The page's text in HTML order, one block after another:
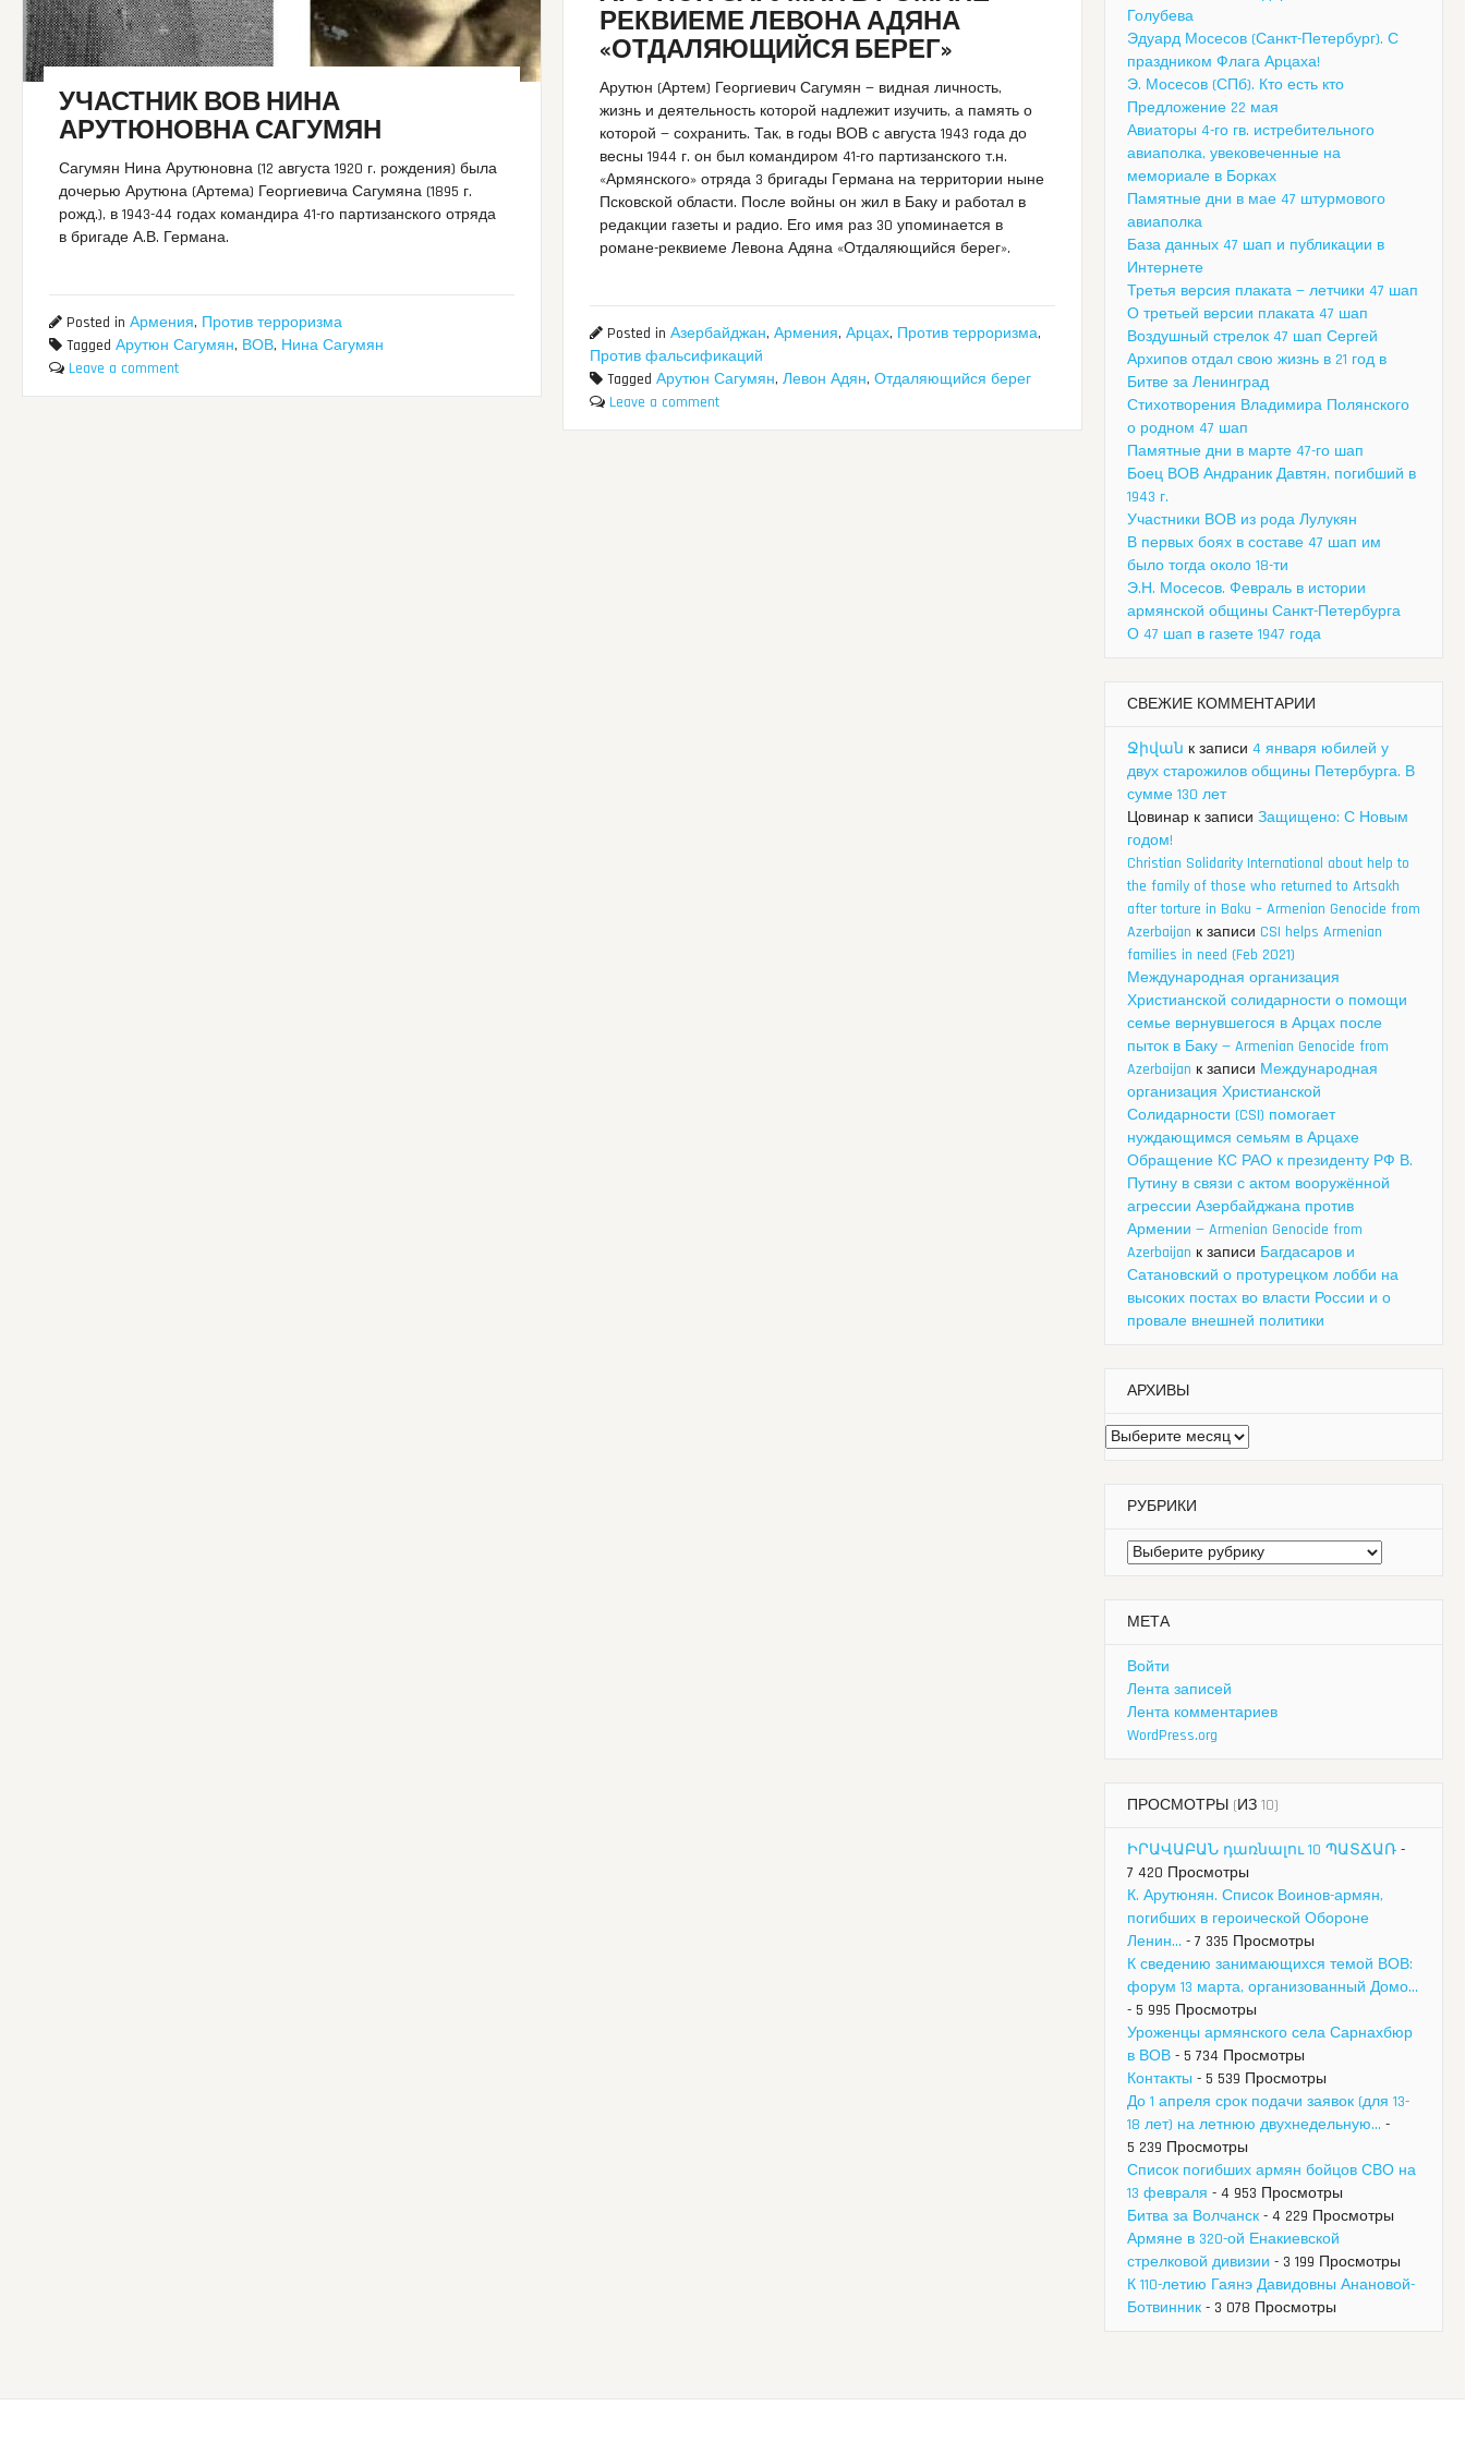
УЧАСТНИК ВОВ НИНА
АРУТЮНОВНА САГУМЯН
Сагумян Нина Арутюновна (12 августа 1920 г. рождения) была
дочерью Арутюна (Артема) Георгиевича Сагумяна (1895 г.
рожд.), в 1943-44 годах командира 41-го партизанского отряда
в бригаде А.В. Германа.
Posted in Армения, Против терроризма
Tagged Арутюн Сагумян, ВОВ, Нина Сагумян
Leave a comment
РЕКВИЕМЕ ЛЕВОНА АДЯНА
«ОТДАЛЯЮЩИЙСЯ БЕРЕГ»
Арутюн (Артем) Георгиевич Сагумян — видная личность,
жизнь и деятельность которой надлежит изучить, а память о
которой — сохранить. Так, в годы ВОВ с августа 1943 года до
весны 1944 г. он был командиром 41-го партизанского т.н.
«Армянского» отряда 3 бригады Германа на территории ныне
Псковской области. После войны он жил в Баку и работал в
редакции газеты и радио. Его имя раз 30 упоминается в
романе-реквиеме Левона Адяна «Отдаляющийся берег».
Posted in Азербайджан, Армения, Арцах, Против терроризма,
Против фальсификаций
Tagged Арутюн Сагумян, Левон Адян, Отдаляющийся берег
Leave a comment
Голубева
Эдуард Мосесов (Санкт-Петербург). С
праздником Флага Арцаха!
Э. Мосесов (СПб). Кто есть кто
Предложение 22 мая
Авиаторы 4-го гв. истребительного
авиаполка, увековеченные на
мемориале в Борках
Памятные дни в мае 47 штурмового
авиаполка
База данных 47 шап и публикации в
Интернете
Третья версия плаката — летчики 47 шап
О третьей версии плаката 47 шап
Воздушный стрелок 47 шап Сергей
Архипов отдал свою жизнь в 21 год в
Битве за Ленинград
Стихотворения Владимира Полянского
о родном 47 шап
Памятные дни в марте 47-го шап
Боец ВОВ Андраник Давтян, погибший в
1943 г.
Участники ВОВ из рода Лулукян
В первых боях в составе 47 шап им
было тогда около 18-ти
Э.Н. Мосесов. Февраль в истории
армянской общины Санкт-Петербурга
О 47 шап в газете 1947 года
СВЕЖИЕ КОММЕНТАРИИ
Ջիվան к записи 4 января юбилей у
двух старожилов общины Петербурга. В
сумме 130 лет
Цовинар к записи Защищено: С Новым
годом!
Christian Solidarity International about help to
the family of those who returned to Artsakh
after torture in Baku – Armenian Genocide from
Azerbaijan к записи CSI helps Armenian
families in need (Feb 2021)
Международная организация
Христианской солидарности о помощи
семье вернувшегося в Арцах после
пыток в Баку — Armenian Genocide from
Azerbaijan к записи Международная
организация Христианской
Солидарности (CSI) помогает
нуждающимся семьям в Арцахе
Обращение КС РАО к президенту РФ В.
Путину в связи с актом вооружённой
агрессии Азербайджана против
Армении — Armenian Genocide from
Azerbaijan к записи Багдасаров и
Сатановский о протурецком лобби на
высоких постах во власти России и о
провале внешней политики
АРХИВЫ
Архивы
РУБРИКИ
Рубрики
МЕТА
Войти
Лента записей
Лента комментариев
WordPress.org
ПРОСМОТРЫ (ИЗ 10)
ԻՐԱՎԱԲԱՆ դառնալու 10 ՊԱՏՃԱՌ -
7 420 Просмотры
К. Арутюнян. Список Воинов-армян,
погибших в героической Обороне
Ленин... - 7 335 Просмотры
К сведению занимающихся темой ВОВ:
форум 13 марта, организованный Домо...
- 5 995 Просмотры
Уроженцы армянского села Сарнахбюр
в ВОВ - 5 734 Просмотры
Контакты - 5 539 Просмотры
До 1 апреля срок подачи заявок (для 13-
18 лет) на летнюю двухнедельную... -
5 239 Просмотры
Список погибших армян бойцов СВО на
13 февраля - 4 953 Просмотры
Битва за Волчанск - 4 229 Просмотры
Армяне в 320-ой Енакиевской
стрелковой дивизии - 3 199 Просмотры
К 110-летию Гаянэ Давидовны Анановой-
Ботвинник - 3 078 Просмотры